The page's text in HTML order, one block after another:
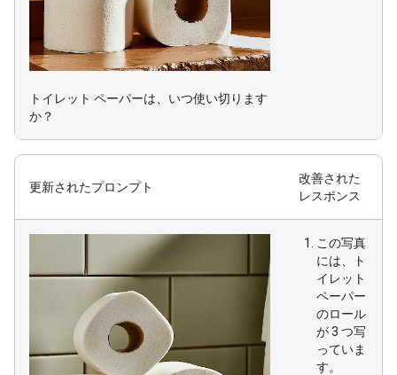
トイレット ペーパーは、いつ使い切ります
か？
更新されたプロンプト
改善された
レスポンス
この写真
には、ト
イレット
ペーパー
のロール
が 3 つ写
っていま
す。